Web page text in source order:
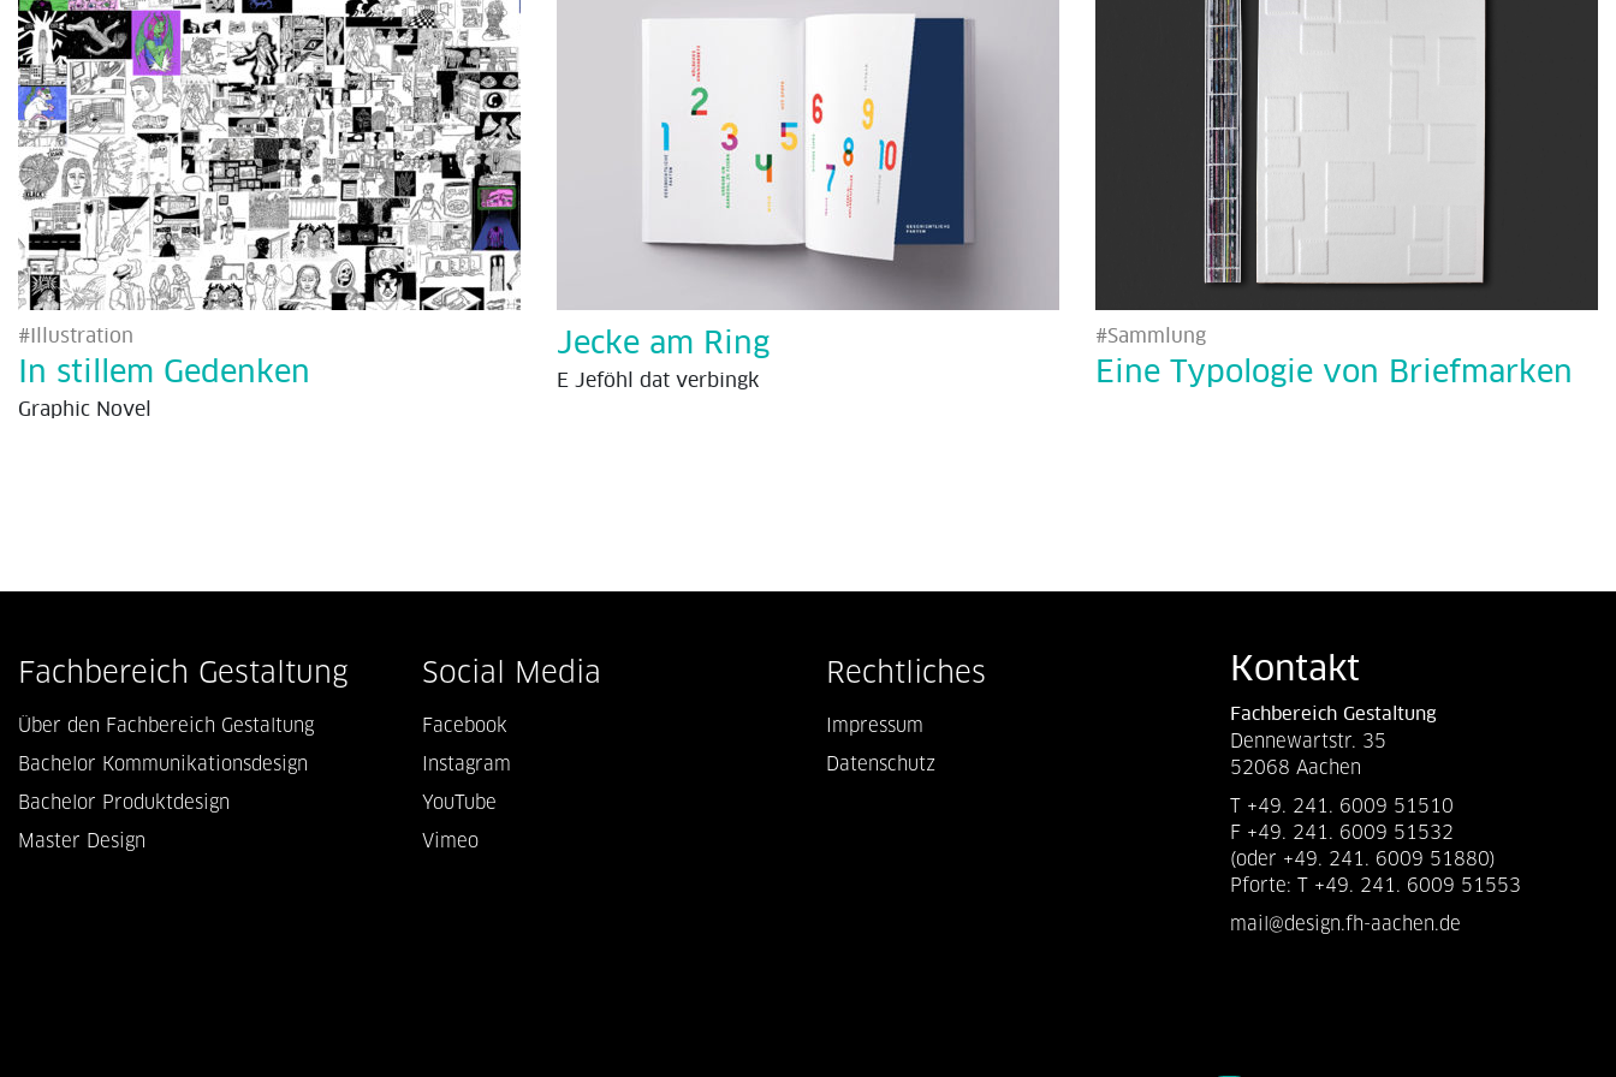
#Illustration
In stillem Gedenken
Graphic Novel
Jecke am Ring
E Jeföhl dat verbingk
#Sammlung
Eine Typologie von Briefmarken
Fachbereich Gestaltung
Über den Fachbereich Gestaltung
Bachelor Kommunikationsdesign
Bachelor Produktdesign
Master Design
Social Media
Facebook
Instagram
YouTube
Vimeo
Rechtliches
Impressum
Datenschutz
Kontakt
Fachbereich Gestaltung
Dennewartstr. 35
52068 Aachen
T +49. 241. 6009 51510
F +49. 241. 6009 51532
(oder +49. 241. 6009 51880)
Pforte: T +49. 241. 6009 51553
mail@design.fh-aachen.de